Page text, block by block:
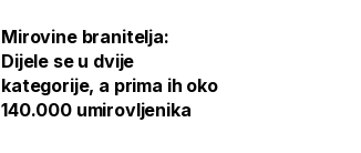
Mirovine branitelja:
Dijele se u dvije
kategorije, a prima ih oko
140.000 umirovljenika